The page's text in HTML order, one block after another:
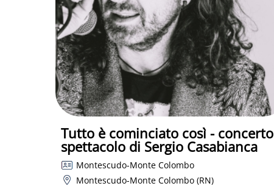
Tutto è cominciato così - concerto
spettacolo di Sergio Casabianca
Montescudo-Monte Colombo
Montescudo-Monte Colombo (RN)